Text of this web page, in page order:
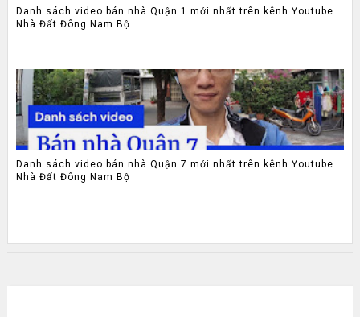
Danh sách video bán nhà Quận 1 mới nhất trên kênh Youtube
Nhà Đất Đông Nam Bộ
Danh sách video bán nhà Quận 7 mới nhất trên kênh Youtube
Nhà Đất Đông Nam Bộ